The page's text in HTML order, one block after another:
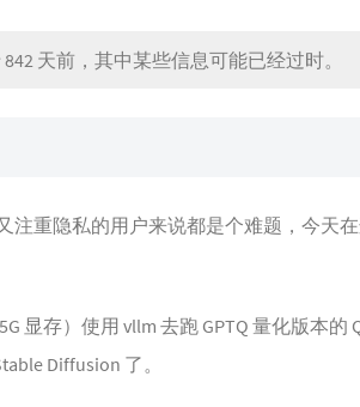
天前，其中某些信息可能已经过时。
注重隐私的用户来说都是个难题，今天
显存）使用 vllm 去跑 GPTQ 量化版本的
Diffusion 了。